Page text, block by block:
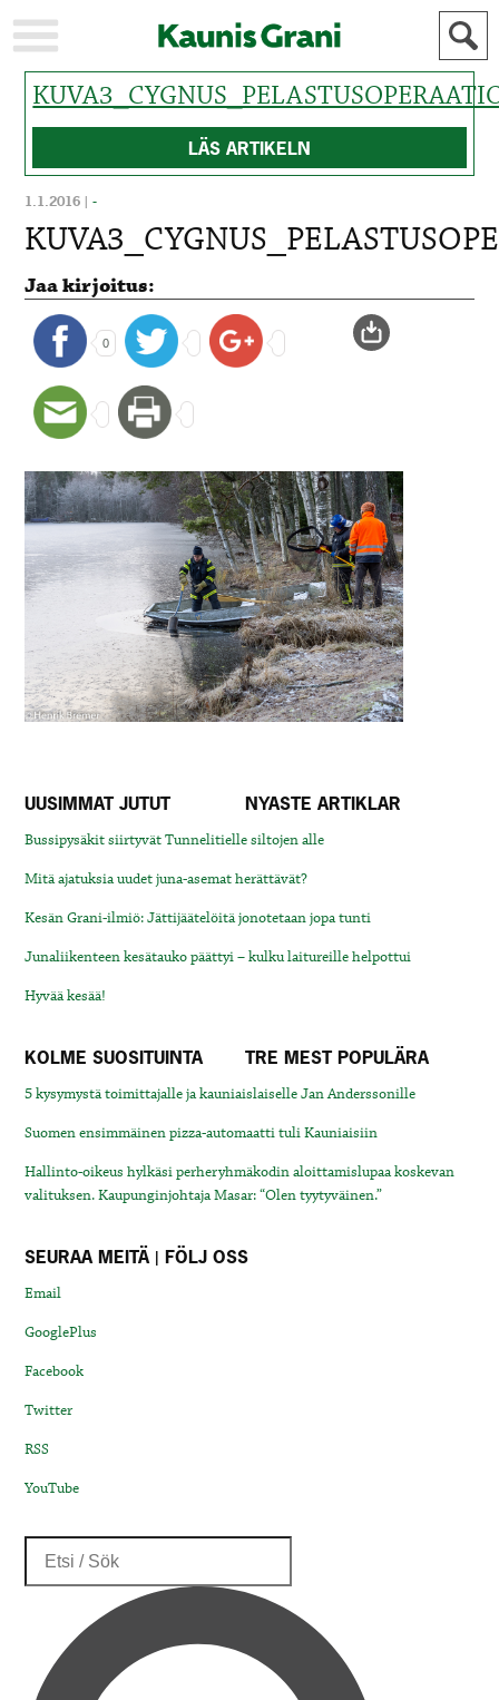
KAUPUNKI
STADEN
AJANKOHTAISTA
AKTUELLT
URHEILU
IDROTT
KULTTUURI
HISTORIA
HISTORIA
YLEINEN
MAINOSTAJILLE
FÖR
ANNONSÖRER
LÄS ARTIKELN
1.1.2016 |-
Jaa kirjoitus:
0
UUSIMMAT JUTUT NYASTE ARTIKLAR
Bussipysäkit siirtyvät Tunnelitielle siltojen alle
Mitä ajatuksia uudet juna-asemat herättävät?
Kesän Grani-ilmiö: Jättijäätelöitä jonotetaan jopa tunti
Junaliikenteen kesätauko päättyi – kulku laitureille helpottui
Hyvää kesää!
KOLME SUOSITUINTA TRE MEST POPULÄRA
5 kysymystä toimittajalle ja kauniaislaiselle Jan Anderssonille
Suomen ensimmäinen pizza-automaatti tuli Kauniaisiin
Hallinto-oikeus hylkäsi perheryhmäkodin aloittamislupaa koskevan
valituksen. Kaupunginjohtaja Masar: “Olen tyytyväinen.”
SEURAA MEITÄ | FÖLJ OSS
Email
GooglePlus
Facebook
Twitter
RSS
YouTube